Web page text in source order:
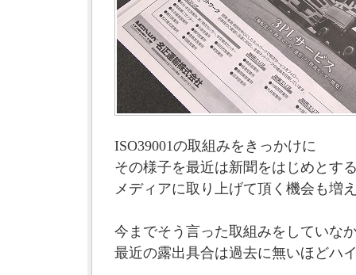
ISO39001の取組みをきっかけに
その様子を最近は新聞をはじめとす
メディアに取り上げて頂く機会も増
今までそう言った取組みをしていな
最近の露出具合は過去に無いほどハ